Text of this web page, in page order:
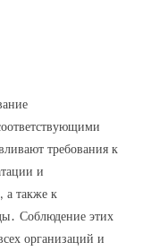
требования к
и
а также к
Соблюдение этих
организаций и